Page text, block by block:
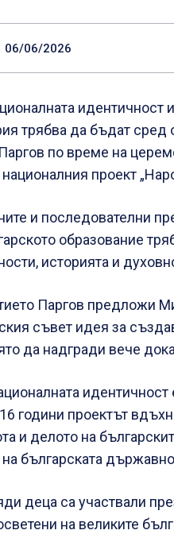
06/06/2026
трябва да бъдат сред
по време на
проект
и последователни
образование
историята и
Паргов предложи
съвет идея за
да надгради вече
години проектът
и делото на
българската
деца са участвали
на великите